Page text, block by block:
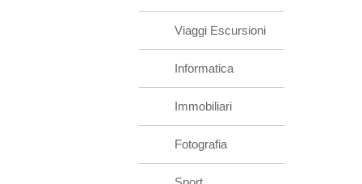
Viaggi Escursioni
Informatica
Immobiliari
Fotografia